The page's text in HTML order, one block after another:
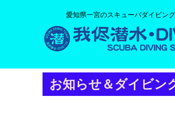
愛知県一宮のスキューバダイビン
お知らせ＆ダイビン